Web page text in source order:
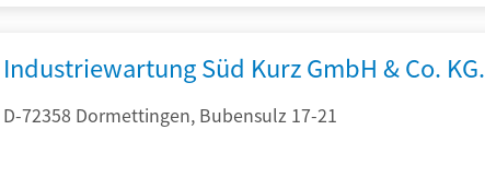
Industriewartung Süd Kurz GmbH & Co. KG.
D-72358 Dormettingen, Bubensulz 17-21